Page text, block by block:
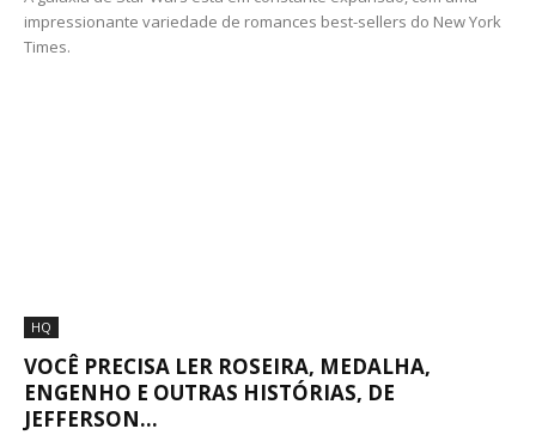
impressionante variedade de romances best-sellers do New York
Times.
HQ
VOCÊ PRECISA LER ROSEIRA, MEDALHA,
ENGENHO E OUTRAS HISTÓRIAS, DE
JEFFERSON...